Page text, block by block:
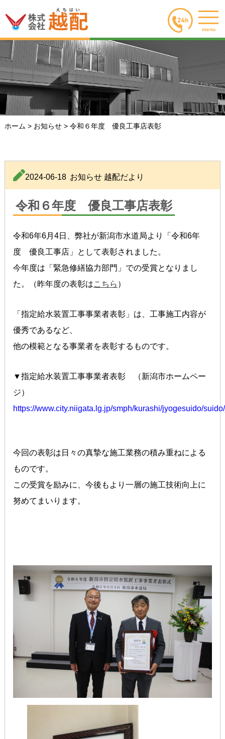
menu
ホーム > お知らせ> 令和６年度 優良工事店表彰
2024-06-18 お知らせ 越配だより
令和６年度 優良工事店表彰
令和6年6月4日、弊社が新潟市水道局より「令和6年
度 優良工事店」として表彰されました。
今年度は「緊急修繕協力部門」での受賞となりまし
た。（昨年度の表彰はこちら ）
「指定給水装置工事事業者表彰」は、工事施工内容が
優秀であるなど、
他の模範となる事業者を表彰するものです。
▼指定給水装置工事事業者表彰 （新潟市ホームペー
ジ）
https://www.city.niigata.lg.jp/smph/kurashi/jyogesuido/
今回の表彰は日々の真摯な施工業務の積み重ねによる
ものです。
この受賞を励みに、今後もより一層の施工技術向上に
努めてまいります。